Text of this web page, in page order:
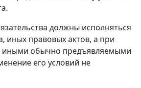
должны исполняться
иных правовых актов, а при
иными обычно предъявляемыми
его условий не